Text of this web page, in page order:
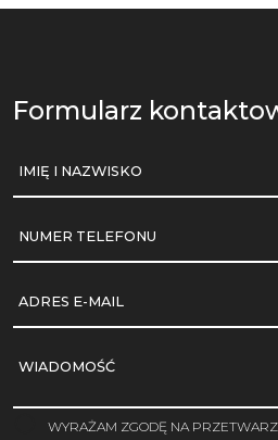
Formularz
IMIĘ I NAZWISKO
NUMER TELEFONU
ADRES E-MAIL
WIADOMOŚĆ
WYRAŻAM ZGODĘ NA